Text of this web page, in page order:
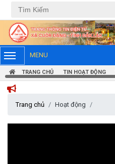
MENU
TRANG CHỦ TIN HOẠT ĐỘNG
Trang chủ Hoạt động